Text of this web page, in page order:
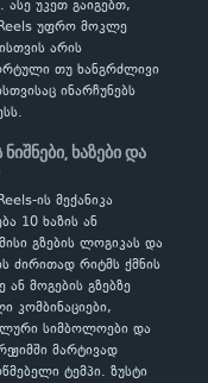
ასე უკეთ გაიგებთ,
უფრო მოკლე
არის
თუ ხანგრძლივი
ინარჩუნებს
ხაზები და
ის მექანიკა
10 ხაზის ან
გზების ლოგიკას და
ძირითად რიტმს ქმნის
ან მოგების გზებზე
კომბინაციები,
სიმბოლოები და
მარტივად
ტემპი. ზუსტი